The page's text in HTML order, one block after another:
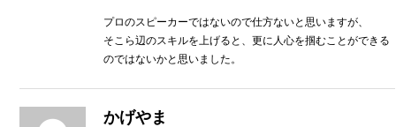
プロのスピーカーではないので仕方ないと思いますが、
そこら辺のスキルを上げると、更に人心を掴むことができる
のではないかと思いました。
かげやま